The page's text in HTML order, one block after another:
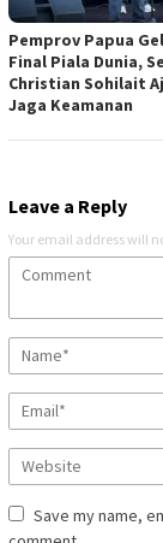
Pemprov Papua
Final Piala Dunia,
Christian Sohilait
Jaga Keamanan
Leave a Reply
Your email address will
Save my name,